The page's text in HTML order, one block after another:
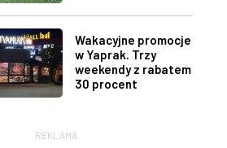
Wakacyjne promocje
w Yaprak. Trzy
weekendy z rabatem
30 procent
REKLAMA